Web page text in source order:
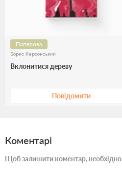
Паперова
Борис Херсонський
Вклонитися дереву
Повідомити
Коментарі
Щоб залишити коментар, необхідно